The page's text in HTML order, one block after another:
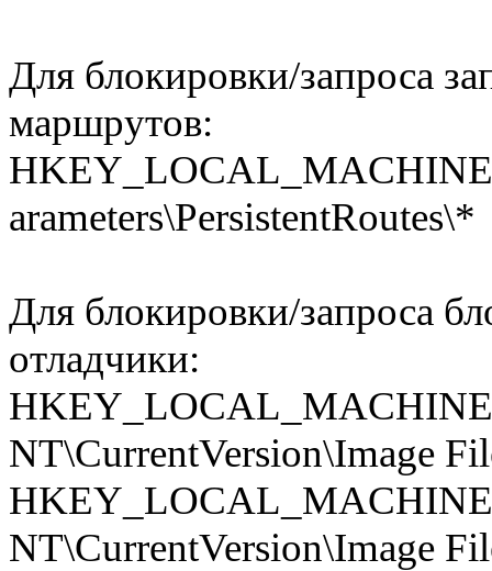
Для блокировки/запроса
маршрутов:
­arameters\PersistentRoutes\*
Для блокировки/запроса
отладчики:
NT\CurrentVersion\Image
NT\CurrentVersion\Image